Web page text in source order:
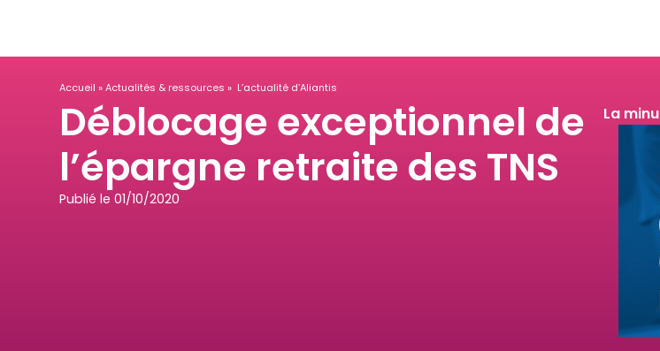
Accueil »Actualités & ressources » L’actualité d’Aliantis
Déblocage exceptionnel de
l’épargne retraite des TNS
Publié le01/10/2020
La